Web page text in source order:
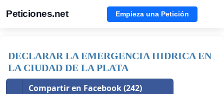
Peticiones.net Empieza una Petición
DECLARAR LA EMERGENCIA HIDRICA EN
LA CIUDAD DE LA PLATA
Compartir en Facebook (242)